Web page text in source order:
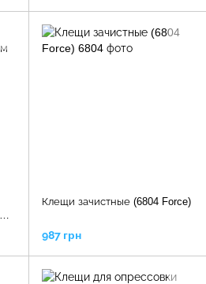
Клещи зачистные (6804 Force)
987 грн